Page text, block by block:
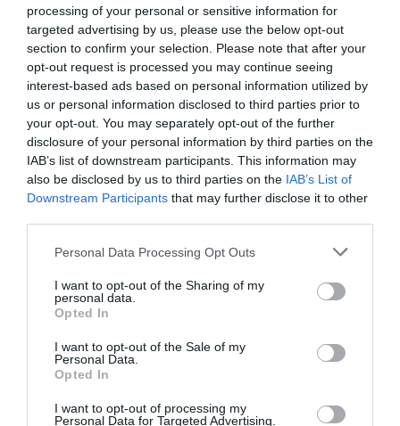
processing of your personal or sensitive information for
targeted advertising by us, please use the below opt-out
section to confirm your selection. Please note that after your
opt-out request is processed you may continue seeing
interest-based ads based on personal information utilized by
us or personal information disclosed to third parties prior to
your opt-out. You may separately opt-out of the further
disclosure of your personal information by third parties on the
IAB’s list of downstream participants. This information may
also be disclosed by us to third parties on the IAB’s List of
Downstream Participants that may further disclose it to other
Personal Data Processing Opt Outs
I want to opt-out of the Sharing of my
personal data.
Opted In
I want to opt-out of the Sale of my
Personal Data.
Opted In
I want to opt-out of processing my
Personal Data for Targeted Advertising.